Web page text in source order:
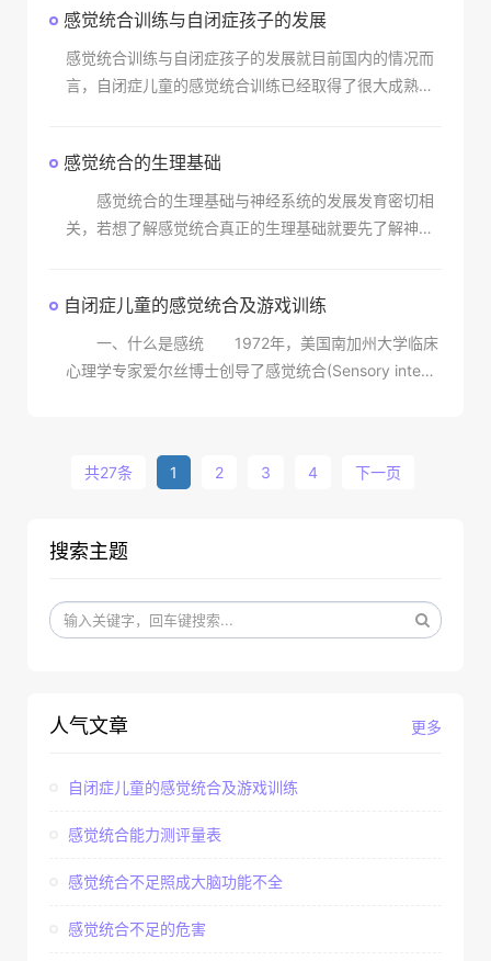
感觉统合训练与自闭症孩子的发展
感觉统合训练与自闭症孩子的发展就目前国内的情况而
言，自闭症儿童的感觉统合训练已经取得了很大成熟性
估。
感觉统合的生理基础
感觉统合的生理基础与神经系统的发展发育密切相
关，若想了解感觉统合真正的生理基础就要先了解神经
调情绪、
自闭症儿童的感觉统合及游戏训练
一、什么是感统 1972年，美国南加州大学临床
心理学专家爱尔丝博士创导了感觉统合(Sensory integr
共27条 1 2 3 4 下一页
搜索主题
更多
人气文章
自闭症儿童的感觉统合及游戏训练
感觉统合能力测评量表
感觉统合不足照成大脑功能不全
感觉统合不足的危害